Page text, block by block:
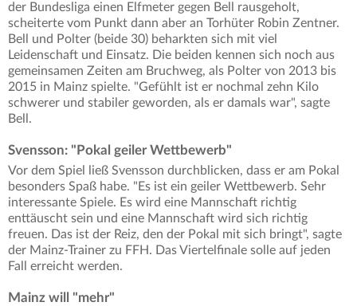
der Bundesliga einen Elfmeter gegen Bell rausgeholt,
scheiterte vom Punkt dann aber an Torhüter Robin Zentner.
Bell und Polter (beide 30) beharkten sich mit viel
Leidenschaft und Einsatz. Die beiden kennen sich noch aus
gemeinsamen Zeiten am Bruchweg, als Polter von 2013 bis
2015 in Mainz spielte. "Gefühlt ist er nochmal zehn Kilo
schwerer und stabiler geworden, als er damals war", sagte
Bell.
Svensson: "Pokal geiler Wettbewerb"
Vor dem Spiel ließ Svensson durchblicken, dass er am Pokal
besonders Spaß habe. "Es ist ein geiler Wettbewerb. Sehr
interessante Spiele. Es wird eine Mannschaft richtig
enttäuscht sein und eine Mannschaft wird sich richtig
freuen. Das ist der Reiz, den der Pokal mit sich bringt", sagte
der Mainz-Trainer zu FFH. Das Viertelfinale solle auf jeden
Fall erreicht werden.
Mainz will "mehr"